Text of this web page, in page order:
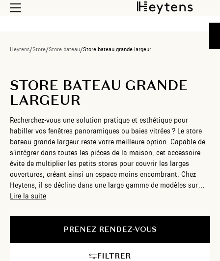
Heytens/Store/Store bateau/Store bateau grande largeur
STORE BATEAU GRANDE
LARGEUR
Recherchez-vous une solution pratique et esthétique pour
habiller vos fenêtres panoramiques ou baies vitrées ? Le store
bateau grande largeur reste votre meilleure option. Capable de
s’intégrer dans toutes les pièces de la maison, cet accessoire
évite de multiplier les petits stores pour couvrir les larges
ouvertures, créant ainsi un espace moins encombrant. Chez
Heytens, il se décline dans une large gamme de modèles sur
mesure pour répondre à vos exigences. Avec ces créations
Lire la suite
PRENEZ RENDEZ-VOUS
FILTRER